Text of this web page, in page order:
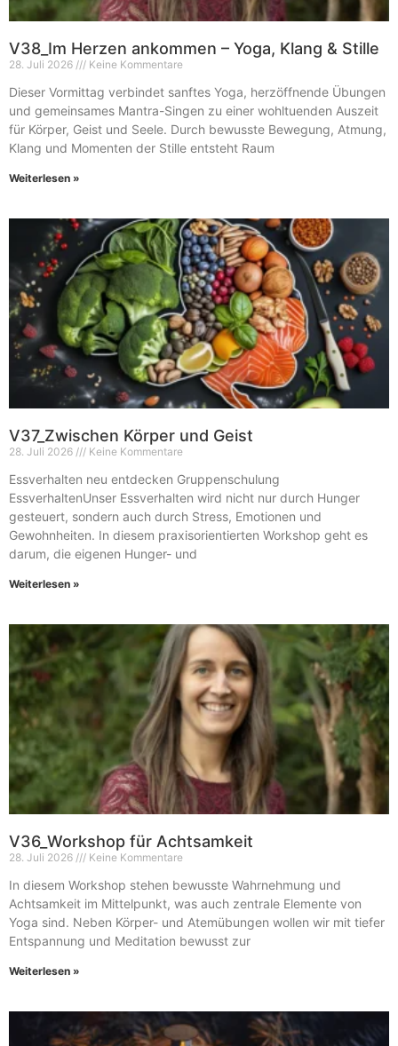
V38_Im Herzen ankommen – Yoga, Klang & Stille
28. Juli 2026 Keine Kommentare
Dieser Vormittag verbindet sanftes Yoga, herzöffnende Übungen
und gemeinsames Mantra-Singen zu einer wohltuenden Auszeit
für Körper, Geist und Seele. Durch bewusste Bewegung, Atmung,
Klang und Momenten der Stille entsteht Raum
Weiterlesen »
V37_Zwischen Körper und Geist
28. Juli 2026 Keine Kommentare
Essverhalten neu entdecken Gruppenschulung
EssverhaltenUnser Essverhalten wird nicht nur durch Hunger
gesteuert, sondern auch durch Stress, Emotionen und
Gewohnheiten. In diesem praxisorientierten Workshop geht es
darum, die eigenen Hunger- und
Weiterlesen »
V36_Workshop für Achtsamkeit
28. Juli 2026 Keine Kommentare
In diesem Workshop stehen bewusste Wahrnehmung und
Achtsamkeit im Mittelpunkt, was auch zentrale Elemente von
Yoga sind. Neben Körper- und Atemübungen wollen wir mit tiefer
Entspannung und Meditation bewusst zur
Weiterlesen »